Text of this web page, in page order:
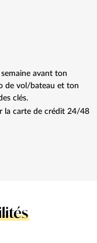
avant ton
de vol/bateau et ton
clés.
la carte de crédit 24/48